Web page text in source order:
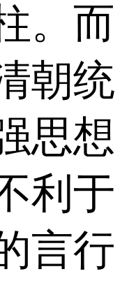
。而
朝统
思想
利于
言行